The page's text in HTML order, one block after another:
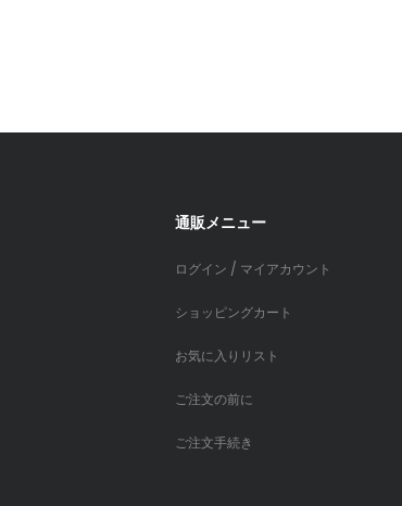
通販メニュー
ログイン / マイアカウント
ショッピングカート
お気に入りリスト
ご注文の前に
ご注文手続き